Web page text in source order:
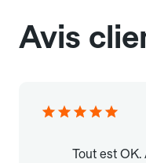
Avis
Tout est